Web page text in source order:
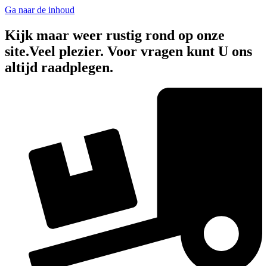
Ga naar de inhoud
Kijk maar weer rustig rond op onze
site.Veel plezier. Voor vragen kunt U ons
altijd raadplegen.